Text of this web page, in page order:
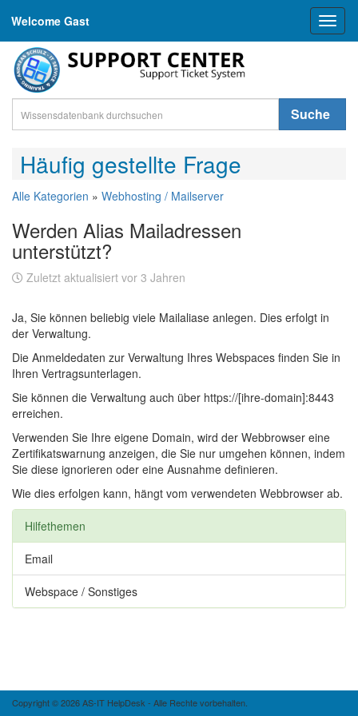
Welcome Gast
Suche
Häufig gestellte Frage
Alle Kategorien » Webhosting / Mailserver
Werden Alias Mailadressen
unterstützt?
Zuletzt aktualisiert vor 3 Jahren
Ja, Sie können beliebig viele Mailaliase anlegen. Dies erfolgt in
der Verwaltung.
Die Anmeldedaten zur Verwaltung Ihres Webspaces finden Sie in
Ihren Vertragsunterlagen.
Sie können die Verwaltung auch über https://[ihre-domain]:8443
erreichen.
Verwenden Sie Ihre eigene Domain, wird der Webbrowser eine
Zertifikatswarnung anzeigen, die Sie nur umgehen können, indem
Sie diese ignorieren oder eine Ausnahme definieren.
Wie dies erfolgen kann, hängt vom verwendeten Webbrowser ab.
Hilfethemen
Email
Webspace / Sonstiges
Copyright © 2026 AS-IT HelpDesk - Alle Rechte vorbehalten.